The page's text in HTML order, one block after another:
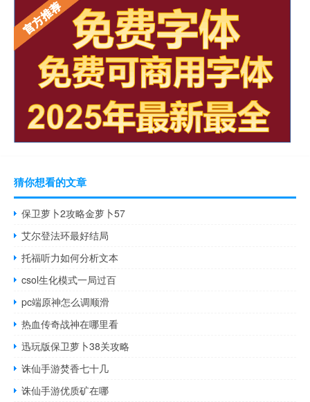
猜你想看的文章
保卫萝卜2攻略金萝卜57
艾尔登法环最好结局
托福听力如何分析文本
csol生化模式一局过百
pc端原神怎么调顺滑
热血传奇战神在哪里看
迅玩版保卫萝卜38关攻略
诛仙手游焚香七十几
诛仙手游优质矿在哪